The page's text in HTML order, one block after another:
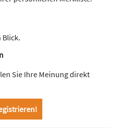
Blick.
Sie Ihre Meinung direkt